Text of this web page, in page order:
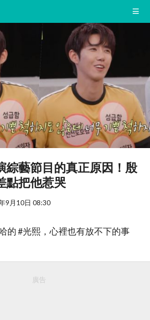
綜藝節目的真正原因！殷
點把他惹哭
9月10日 08:30
的 #光熙，心裡也有放不下的事
廣告